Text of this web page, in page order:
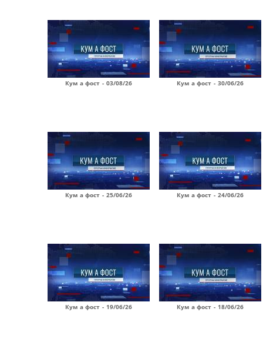
Кум а фост - 03/08/26 Кум а фост - 30/06/26
Кум а фост - 25/06/26 Кум а фост - 24/06/26
Кум а фост - 19/06/26 Кум а фост - 18/06/26